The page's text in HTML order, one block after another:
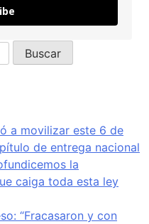
a movilizar este 6 de
de entrega nacional
la
caiga toda esta ley
“Fracasaron y con